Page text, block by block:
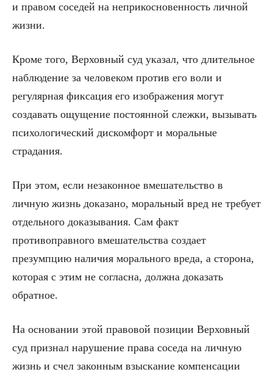
и правом соседей на неприкосновенность личной
жизни.
Кроме того, Верховный суд указал, что длительное
наблюдение за человеком против его воли и
регулярная фиксация его изображения могут
создавать ощущение постоянной слежки, вызывать
психологический дискомфорт и моральные
страдания.
При этом, если незаконное вмешательство в
личную жизнь доказано, моральный вред не требует
отдельного доказывания. Сам факт
противоправного вмешательства создает
презумпцию наличия морального вреда, а сторона,
которая с этим не согласна, должна доказать
обратное.
На основании этой правовой позиции Верховный
суд признал нарушение права соседа на личную
жизнь и счел законным взыскание компенсации